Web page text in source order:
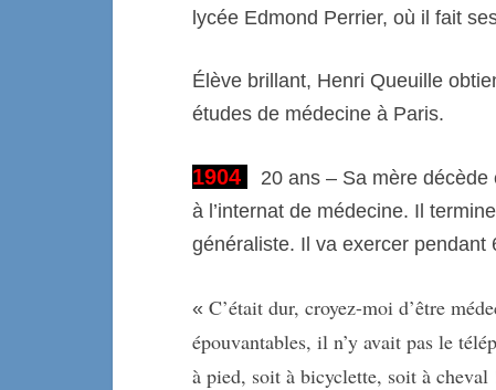
lycée Edmond Perrier, où il fait
Élève brillant, Henri Queuille
études de médecine à Paris.
1904
20 ans – Sa mère décède
à l’internat de médecine. Il
généraliste. Il va exercer
« C’était dur, croyez-moi d’être
épouvantables, il n’y avait pas le
à pied, soit à bicyclette, soit à cheval